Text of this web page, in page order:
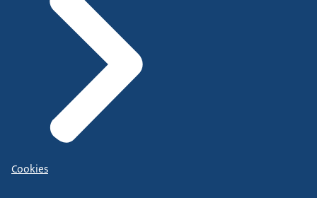
Cookies